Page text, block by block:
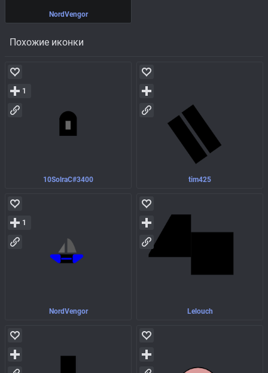
NordVengor
Похожие иконки
10SolraC#3400
1
tim425
NordVengor
1
Lelouch